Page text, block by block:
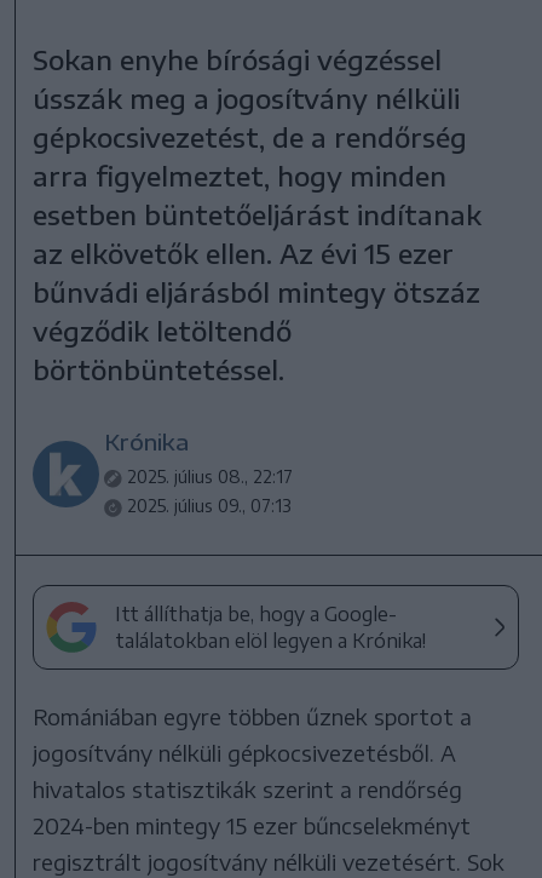
Sokan enyhe bírósági végzéssel
ússzák meg a jogosítvány nélküli
gépkocsivezetést, de a rendőrség
arra figyelmeztet, hogy minden
esetben büntetőeljárást indítanak
az elkövetők ellen. Az évi 15 ezer
bűnvádi eljárásból mintegy ötszáz
végződik letöltendő
börtönbüntetéssel.
Krónika
2025. július 08., 22:17
2025. július 09., 07:13
Itt állíthatja be, hogy a Google-
találatokban elöl legyen a Krónika!
Romániában egyre többen űznek sportot a
jogosítvány nélküli gépkocsivezetésből. A
hivatalos statisztikák szerint a rendőrség
2024-ben mintegy 15 ezer bűncselekményt
regisztrált jogosítvány nélküli vezetésért. Sok